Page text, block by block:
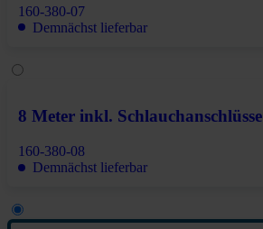
160-380-07
Demnächst lieferbar
8 Meter inkl. Schlauchanschlüsse
160-380-08
Demnächst lieferbar